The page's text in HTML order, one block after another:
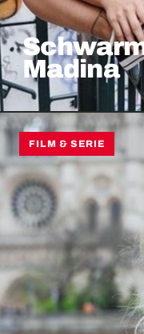
Madina
FILM & SERIE